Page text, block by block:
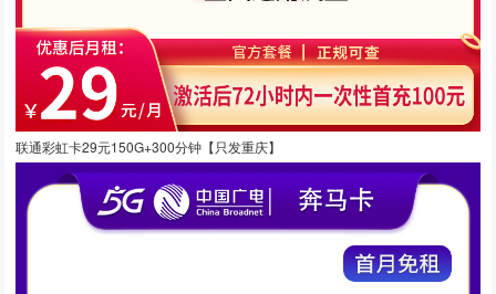
联通彩虹卡29元150G+300分钟【只发重庆】